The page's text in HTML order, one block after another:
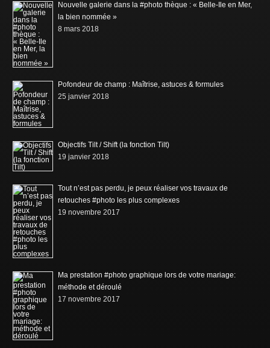
Nouvelle galerie dans la #photo thèque : « Belle-Ile en Mer,
la bien nommée »
8 mars 2018
Pofondeur de champ : Maîtrise, astuces & formules
25 janvier 2018
Objectifs Tilt / Shift (la fonction Tilt)
19 janvier 2018
Tout n’est pas perdu, je peux réaliser vos travaux de
retouches #photo les plus complexes
19 novembre 2017
Ma prestation #photo graphique lors de votre mariage:
méthode et déroulé
17 novembre 2017